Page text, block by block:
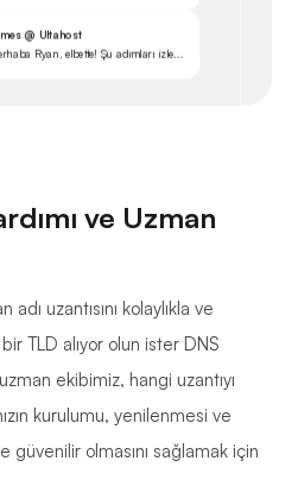
@ Ultahost
Ryan, elbette! Şu adımları izle...
ve Uzman
uzantısını kolaylıkla ve
TLD alıyor olun ister DNS
ekibimiz, hangi uzantıyı
kurulumu, yenilenmesi ve
güvenilir olmasını sağlamak için